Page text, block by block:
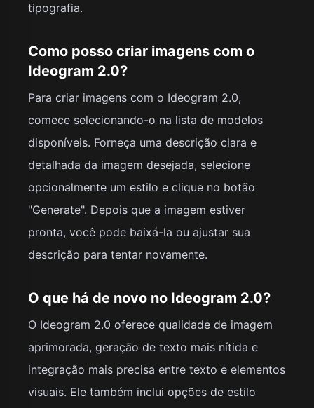
tipografia.
Como posso criar imagens com o
Ideogram 2.0?
Para criar imagens com o Ideogram 2.0,
comece selecionando-o na lista de modelos
disponíveis. Forneça uma descrição clara e
detalhada da imagem desejada, selecione
opcionalmente um estilo e clique no botão
"Generate". Depois que a imagem estiver
pronta, você pode baixá-la ou ajustar sua
descrição para tentar novamente.
O que há de novo no Ideogram 2.0?
O Ideogram 2.0 oferece qualidade de imagem
aprimorada, geração de texto mais nítida e
integração mais precisa entre texto e elementos
visuais. Ele também inclui opções de estilo